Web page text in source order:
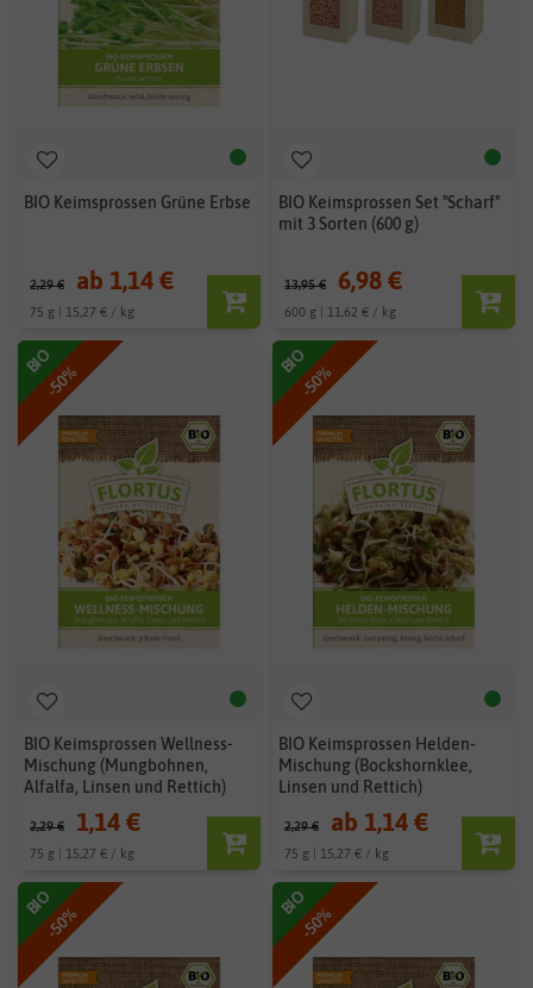
BIO Keimsprossen Grüne Erbse
2,29 € ab 1,14 €
75 g | 15,27 € / kg
BIO Keimsprossen Set "Scharf"
mit 3 Sorten (600 g)
13,95 € 6,98 €
600 g | 11,62 € / kg
-50%
BIO
BIO Keimsprossen Wellness-
Mischung (Mungbohnen,
Alfalfa, Linsen und Rettich)
2,29 € 1,14 €
75 g | 15,27 € / kg
-50%
BIO
BIO Keimsprossen Helden-
Mischung (Bockshornklee,
Linsen und Rettich)
2,29 € ab 1,14 €
75 g | 15,27 € / kg
-50%
BIO
-50%
BIO